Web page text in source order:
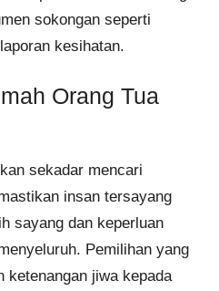
sokongan seperti
kesihatan.
Orang Tua
sekadar mencari
insan tersayang
sayang dan keperluan
Pemilihan yang
ketenangan jiwa kepada